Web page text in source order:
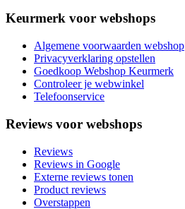
Keurmerk voor webshops
Algemene voorwaarden webshop
Privacyverklaring opstellen
Goedkoop Webshop Keurmerk
Controleer je webwinkel
Telefoonservice
Reviews voor webshops
Reviews
Reviews in Google
Externe reviews tonen
Product reviews
Overstappen